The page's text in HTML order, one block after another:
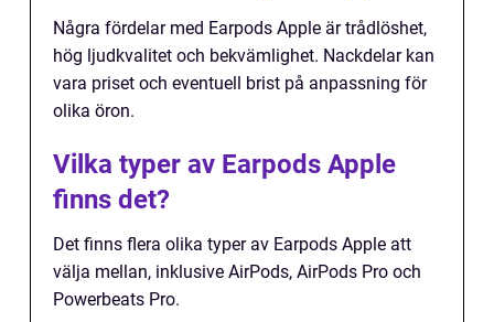
Några fördelar med Earpods Apple är trådlöshet,
hög ljudkvalitet och bekvämlighet. Nackdelar kan
vara priset och eventuell brist på anpassning för
olika öron.
Vilka typer av Earpods Apple
finns det?
Det finns flera olika typer av Earpods Apple att
välja mellan, inklusive AirPods, AirPods Pro och
Powerbeats Pro.